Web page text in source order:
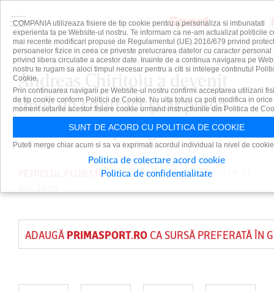
Andreas Chiriţoiu a devenit
liber de contract şi ar putea
semna în Superliga
PUBLICAT DEDAIAN CUTU
ADAUGĂ PRIMASPORT.ROCA SURSĂ PREFERATĂ ÎN
COMPANIA utilizeaza fisiere de tip cookie pentru a personaliza si imbunatati
experienta ta pe Website-ul nostru. Te informam ca ne-am actualizat politicile
mai recente modificari propuse de Regulamentul (UE) 2016/679 privind
persoanelor fizice in ceea ce priveste prelucrarea datelor cu caracter personal
privind libera circulatie a acestor date. Inainte de a continua navigarea pe
nostru te rugam sa aloci timpul necesar pentru a citi si intelege continutul
Cookie.
Prin continuarea navigarii pe Website-ul nostru confirmi acceptarea utilizarii
de tip cookie conform Politicii de Cookie. Nu uita totusi ca poti modifica in orice
moment setarile acestor fisiere cookie urmand instructiunile din Politica de
SUNT DE ACORD CU POLITICA DE COOKIE
Puteti merge chiar acum si sa va exprimati acordul individual la nivel de
Politica de colectare acord cookie
Politica de confidentialitate